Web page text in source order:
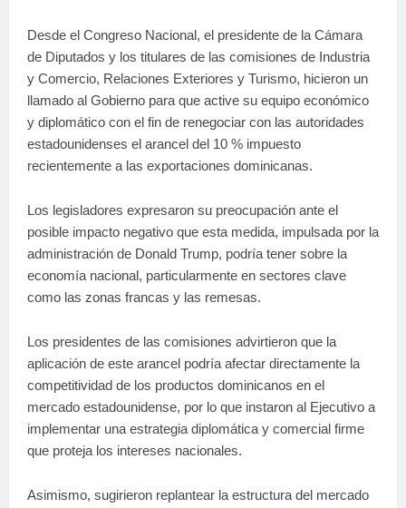
Desde el Congreso Nacional, el presidente de la Cámara
de Diputados y los titulares de las comisiones de Industria
y Comercio, Relaciones Exteriores y Turismo, hicieron un
llamado al Gobierno para que active su equipo económico
y diplomático con el fin de renegociar con las autoridades
estadounidenses el arancel del 10 % impuesto
recientemente a las exportaciones dominicanas.
Los legisladores expresaron su preocupación ante el
posible impacto negativo que esta medida, impulsada por la
administración de Donald Trump, podría tener sobre la
economía nacional, particularmente en sectores clave
como las zonas francas y las remesas.
Los presidentes de las comisiones advirtieron que la
aplicación de este arancel podría afectar directamente la
competitividad de los productos dominicanos en el
mercado estadounidense, por lo que instaron al Ejecutivo a
implementar una estrategia diplomática y comercial firme
que proteja los intereses nacionales.
Asimismo, sugirieron replantear la estructura del mercado